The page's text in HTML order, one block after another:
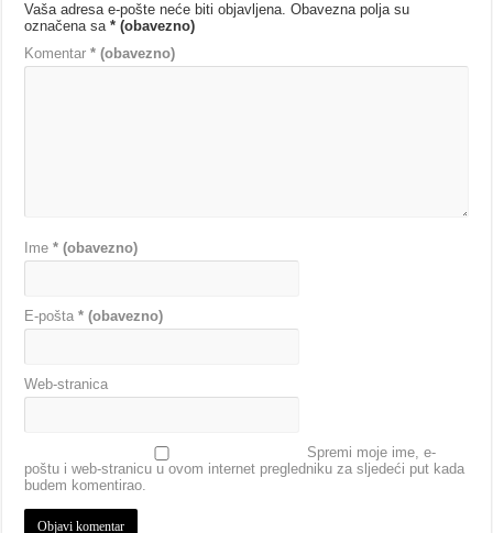
Vaša adresa e-pošte neće biti objavljena. Obavezna polja su
označena sa* (obavezno)
Komentar* (obavezno)
Ime* (obavezno)
E-pošta* (obavezno)
Web-stranica
Spremi moje ime, e-
poštu i web-stranicu u ovom internet pregledniku za sljedeći put kada
budem komentirao.